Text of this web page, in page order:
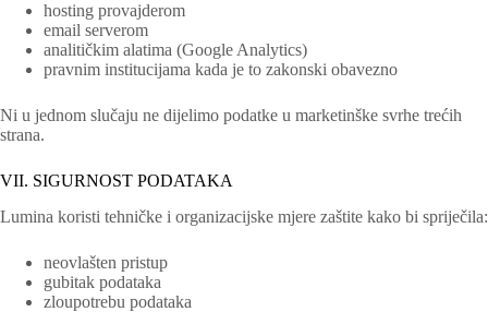
hosting provajderom
email serverom
analitičkim alatima (Google Analytics)
pravnim institucijama kada je to zakonski obavezno
Ni u jednom slučaju ne dijelimo podatke u marketinške svrhe trećih
strana.
VII. SIGURNOST PODATAKA
Lumina koristi tehničke i organizacijske mjere zaštite kako bi spriječila:
neovlašten pristup
gubitak podataka
zloupotrebu podataka